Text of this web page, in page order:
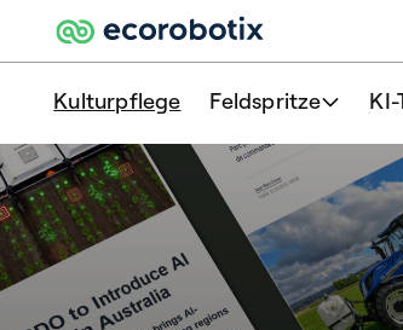
Kulturpflege Feldspritze